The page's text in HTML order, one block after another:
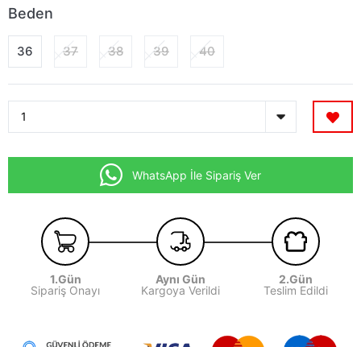
Beden
36 37 38 39 40
WhatsApp İle Sipariş Ver
1.Gün
Sipariş Onayı
Aynı Gün
Kargoya Verildi
2.Gün
Teslim Edildi